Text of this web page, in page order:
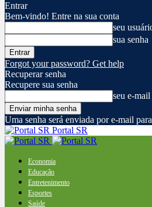
Entrar
Bem-vindo! Entre na sua conta
seu
sua senha
Forgot your password? Get help
Recuperar senha
Recupere sua senha
seu e-mail
Uma senha será enviada por e-mail
Portal SR
Economia
Educação
Entretenimento
Esportes
Saúde